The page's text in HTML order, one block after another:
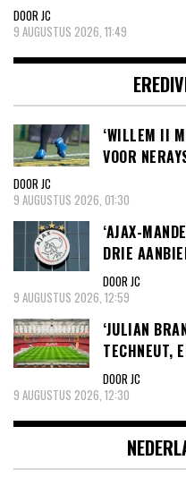
DOOR JC
9 AUGUSTUS 2026, 11:49
‘WILLEM II
VOOR
DOOR JC
9 AUGUSTUS 2026, 01:30
‘AJAX-
DRIE
DOOR JC
9 AUGUSTUS 2026, 12:59
‘JULIAN
TECHNEUT,
DOOR JC
9 AUGUSTUS 2026, 12:30